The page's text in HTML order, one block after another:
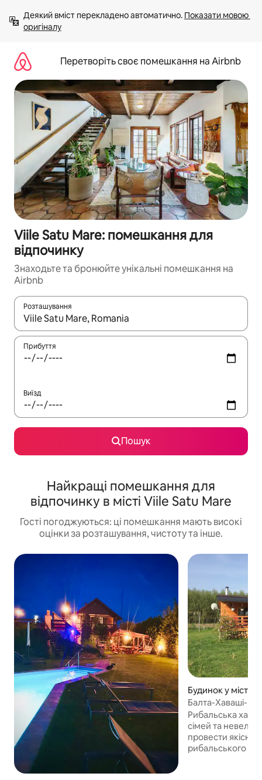
вмісту
Деякий вміст перекладено автоматично. Показати мовою
оригіналу
Перетворіть своє помешкання на Airbnb
Viile Satu Mare: помешкання для
відпочинку
Знаходьте та бронюйте унікальні помешкання на
Airbnb
Розташування
Отримавши результати пошуку, використовуйте для
Прибуття
Виїзд
Пошук
Найкращі помешкання для
відпочинку в місті Viile Satu Mare
Гості погоджуються: ці помешкання мають високі
оцінки за розташування, чистоту та інше.
Будинок у місті
Балта-Хаваші-
Рибальська хата
сімей та
провести якісний
рибальського